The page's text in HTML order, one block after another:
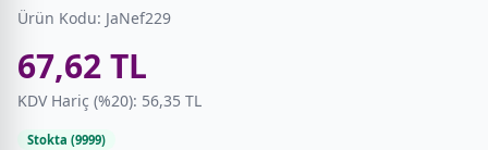
Ürün Kodu: JaNef229
67,62 TL
KDV Hariç (%20): 56,35 TL
Stokta (9999)